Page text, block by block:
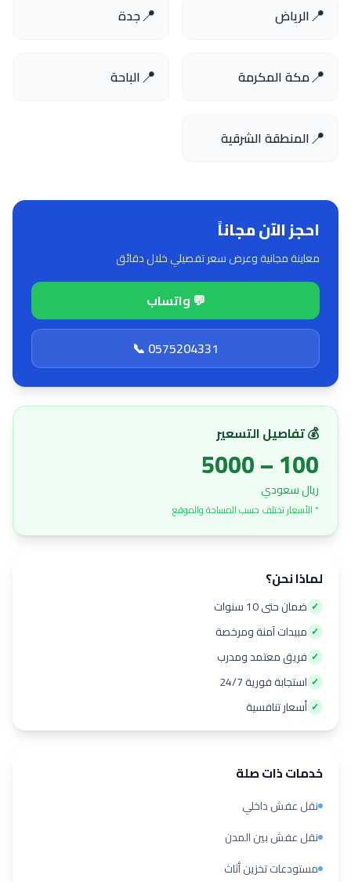
📍الرياض 📍جدة
📍مكة المكرمة 📍الباحة
📍المنطقة الشرقية
احجز الآن مجاناً
معاينة مجانية وعرض سعر تفصيلي خلال دقائق
💬 واتساب
📞 0575204331
💰 تفاصيل التسعير
100 – 5000
ريال سعودي
* الأسعار تختلف حسب المساحة والموقع
لماذا نحن؟
✓ ضمان حتى 10 سنوات
✓ مبيدات آمنة ومرخصة
✓ فريق معتمد ومدرب
✓ استجابة فورية 24/7
✓ أسعار تنافسية
خدمات ذات صلة
نقل عفش داخلي
نقل عفش بين المدن
مستودعات تخزين أثاث